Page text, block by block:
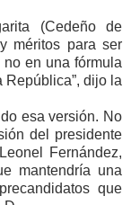
(Cedeño de
méritos para ser
en una fórmula
dijo la
esa versión. No
del presidente
Fernández,
mantendría una
que